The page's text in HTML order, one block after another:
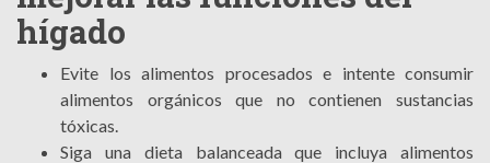
hígado
Evite los alimentos procesados e intente consumir
alimentos orgánicos que no contienen sustancias
tóxicas.
Siga una dieta balanceada que incluya alimentos